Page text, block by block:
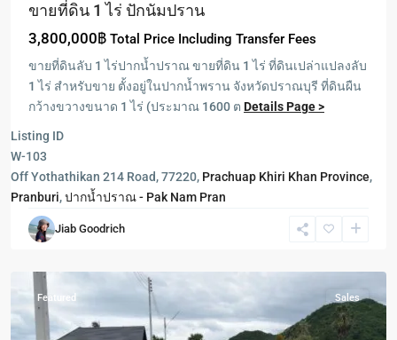
ขายที่ดิน 1 ไร่ ปักนัมปราน
3,800,000฿ Total Price Including Transfer Fees
ขายที่ดินลับ 1 ไร่ปากน้ำปราณ ขายที่ดิน 1 ไร่ ที่ดินเปล่าแปลงลับ
1 ไร่ สำหรับขาย ตั้งอยู่ในปากน้ำพราน จังหวัดปราณบุรี ที่ดินผืน
กว้างขวางขนาด 1 ไร่ (ประมาณ 1600 ต Details Page >
Listing ID
W-103
Off Yothathikan 214 Road, 77220, Prachuap Khiri Khan Province,
Pranburi,ปากน้ำปราณ - Pak Nam Pran
Jiab Goodrich
Pranburi
ปากน้ำ
ปราณ
-
Pak
Nam
Featured Sales